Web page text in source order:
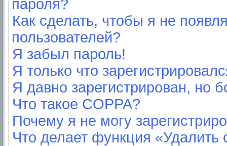
пароля?
Как сделать, чтобы я не
пользователей?
Я забыл пароль!
Я только что
Я давно зарегистрирован, но
Что такое COPPA?
Почему я не могу
Что делает функция